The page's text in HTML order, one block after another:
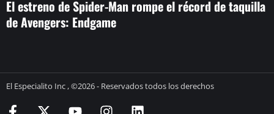
El estreno de Spider-Man rompe el récord de taquilla
de Avengers: Endgame
El Especialito Inc , ©2026 - Reservados todos los derechos